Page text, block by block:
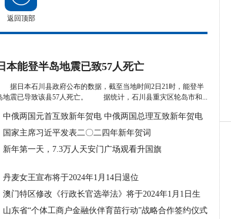
返回顶部
本能登半岛地震已致57人死亡
据日本石川县政府公布的数据，截至当地时间2日21时，能登半
地震已导致该县57人死亡。 据统计，石川县重灾区轮岛市和...
中俄两国元首互致新年贺电 中俄两国总理互致新年贺电
国家主席习近平发表二〇二四年新年贺词
新年第一天，7.3万人天安门广场观看升国旗
丹麦女王宣布将于2024年1月14日退位
澳门特区修改《行政长官选举法》将于2024年1月1日生
效
山东省“个体工商户金融伙伴育苗行动”战略合作签约仪式